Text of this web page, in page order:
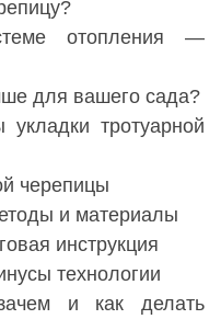
отопления —
для вашего сада?
тротуарной
черепицы
и материалы
инструкция
технологии
и как делать